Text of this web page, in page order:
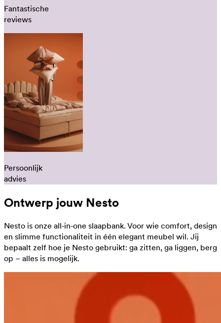
Fantastische
reviews
Persoonlijk
advies
Ontwerp jouw Nesto
Nesto is onze all‑in‑one slaapbank. Voor wie comfort, design
en slimme functionaliteit in één elegant meubel wil. Jij
bepaalt zelf hoe je Nesto gebruikt: ga zitten, ga liggen, berg
op – alles is mogelijk.